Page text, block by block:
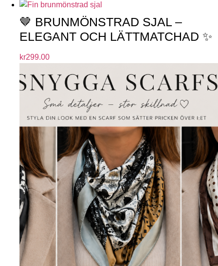
🤎 BRUNMÖNSTRAD SJAL –
ELEGANT OCH LÄTTMATCHAD ✨
kr299.00